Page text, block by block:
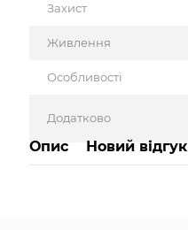
Захист
Живлення
Особливості
Додатково
Опис Новий